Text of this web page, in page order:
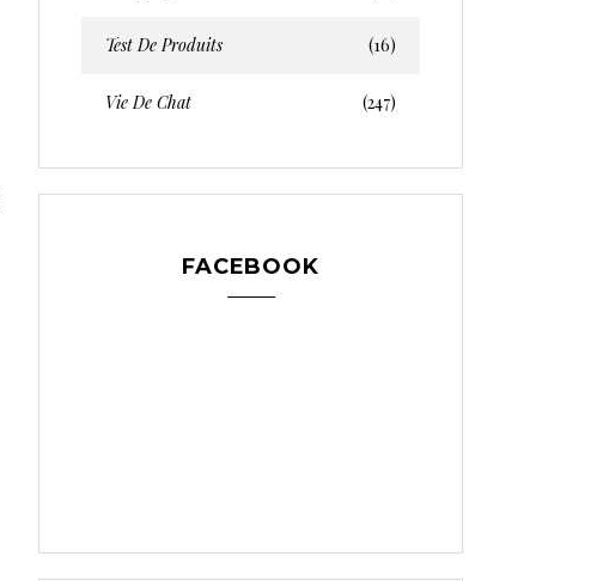
Test De Produits (16)
Vie De Chat (247)
FACEBOOK